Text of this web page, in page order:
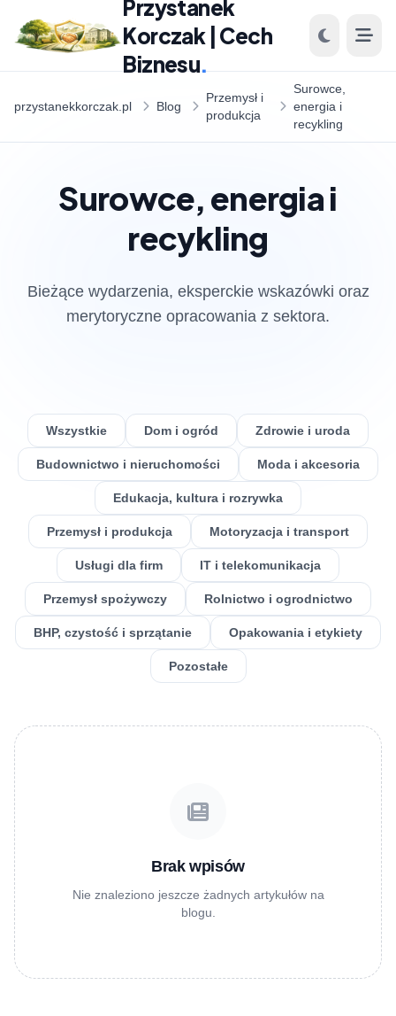
Przystanek
Korczak | Cech
Biznesu.
przystanekkorczak.pl Blog
Przemysł i
produkcja
Surowce,
energia i
recykling
Surowce, energia i
recykling
Bieżące wydarzenia, eksperckie wskazówki oraz
merytoryczne opracowania z sektora.
Wszystkie Dom i ogród Zdrowie i uroda
Budownictwo i nieruchomości Moda i akcesoria
Edukacja, kultura i rozrywka
Przemysł i produkcja Motoryzacja i transport
Usługi dla firm IT i telekomunikacja
Przemysł spożywczy Rolnictwo i ogrodnictwo
BHP, czystość i sprzątanie Opakowania i etykiety
Pozostałe
Brak wpisów
Nie znaleziono jeszcze żadnych artykułów na
blogu.